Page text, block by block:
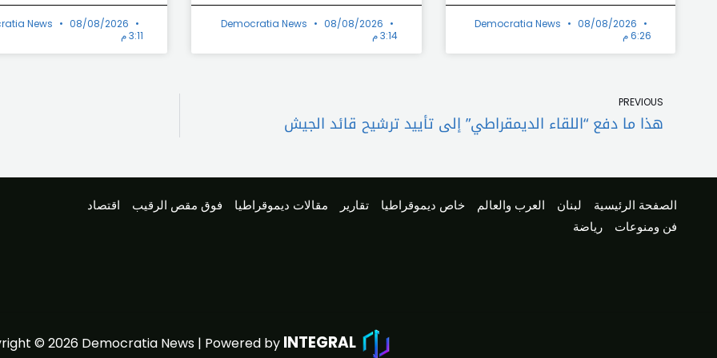
Democratia News
08/08/2026
6:26 م
Democratia News
08/08/2026
3:14 م
News
08/08/2026
3:11 م
PREVIOUS
هذا ما دفع “اللقاء الديمقراطي” إلى تأييد ترشيح قائد الجيش
الصفحة الرئيسية لبنان العرب والعالم خاص ديموقراطيا تقارير مقالات ديموقراطيا فوق مقص الرقيب
اقتصاد
فن ومنوعات
رياضة
Powered by INTEGRAL